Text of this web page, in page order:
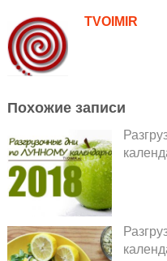
TVOIMIR
Похожие записи